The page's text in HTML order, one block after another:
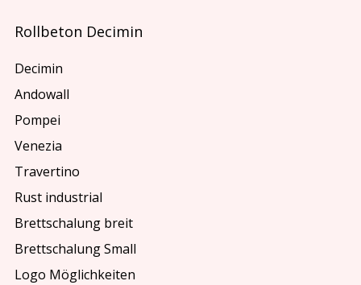
Rollbeton Decimin
Decimin
Andowall
Pompei
Venezia
Travertino
Rust industrial
Brettschalung breit
Brettschalung Small
Logo Möglichkeiten